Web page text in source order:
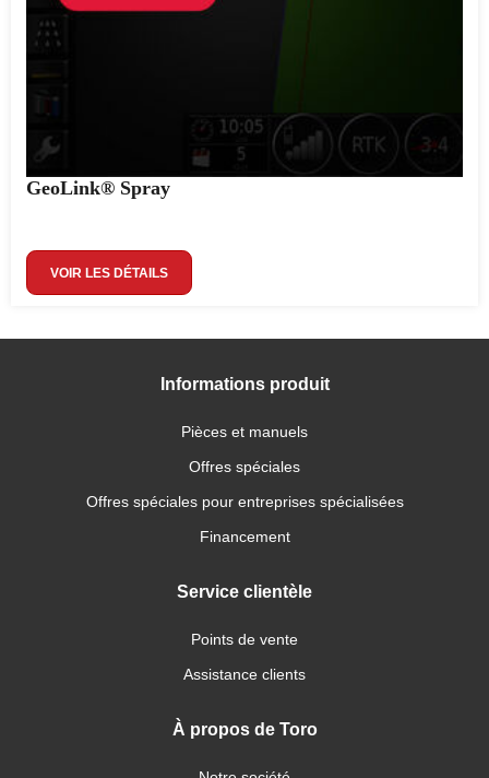
GeoLink® Spray
VOIR LES DÉTAILS
Informations produit
Pièces et manuels
Offres spéciales
Offres spéciales pour entreprises spécialisées
Financement
Service clientèle
Points de vente
Assistance clients
À propos de Toro